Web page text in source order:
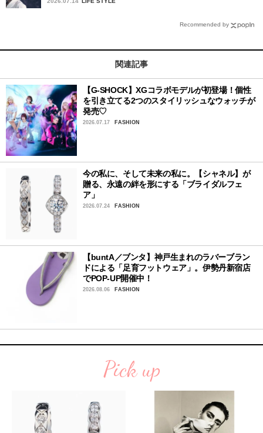
Recommended by
関連記事
【G-SHOCK】XGコラボモデルが初登場！個性
を引き立てる2つのスタイリッシュなウォッチが
発売♡
2026.07.17 FASHION
今の私に、そして未来の私に。【シャネル】が
贈る、永遠の絆を形にする「ブライダルフェ
ア」
2026.07.24 FASHION
【buntA／ブンタ】神戸生まれのラバーブラン
ドによる「足育フットウェア」。伊勢丹新宿店
でPOP-UP開催中！
2026.08.06 FASHION
Pick up